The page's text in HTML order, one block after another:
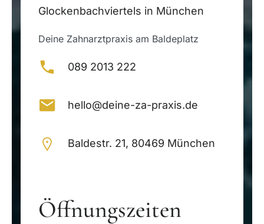
Glockenbachviertels in München
Deine Zahnarztpraxis am Baldeplatz
089 2013 222
hello@deine-za-praxis.de
Baldestr. 21, 80469 München
Öffnungszeiten